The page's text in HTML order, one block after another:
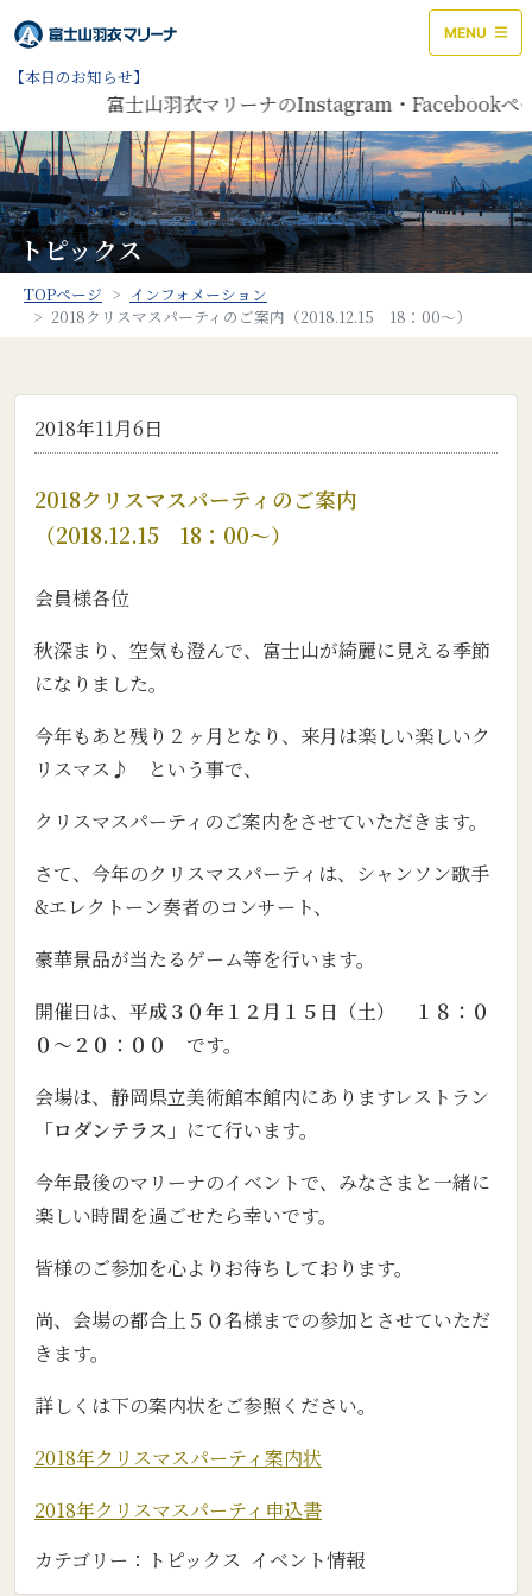
MENU
【本日のお知らせ】
富士山羽衣マリーナのInstagram・Facebookペ
トピックス
TOPページ
インフォメーション
2018クリスマスパーティのご案内（2018.12.15 18：00～）
2018年11月6日
2018クリスマスパーティのご案内
（2018.12.15 18：00～）
会員様各位
秋深まり、空気も澄んで、富士山が綺麗に見える季節
になりました。
今年もあと残り２ヶ月となり、来月は楽しい楽しいク
リスマス♪ という事で、
クリスマスパーティのご案内をさせていただきます。
さて、今年のクリスマスパーティは、シャンソン歌手
&エレクトーン奏者のコンサート、
豪華景品が当たるゲーム等を行います。
開催日は、 平成３０年１２月１５日（土） １８：０
０～２０：００ です。
会場は、静岡県立美術館本館内にありますレストラン
「ロダンテラス」 にて行います。
今年最後のマリーナのイベントで、みなさまと一緒に
楽しい時間を過ごせたら幸いです。
皆様のご参加を心よりお待ちしております。
尚、会場の都合上５０名様までの参加とさせていただ
きます。
詳しくは下の案内状をご参照ください。
2018年クリスマスパーティ案内状
2018年クリスマスパーティ申込書
カテゴリー： トピックス イベント情報